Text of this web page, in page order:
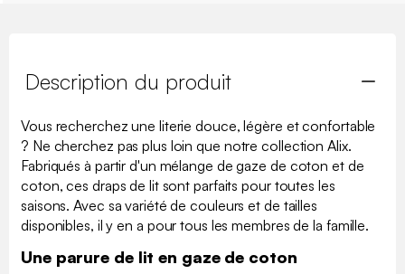
Description du produit
Vous recherchez une literie douce, légère et confortable
? Ne cherchez pas plus loin que notre collection Alix.
Fabriqués à partir d'un mélange de gaze de coton et de
coton, ces draps de lit sont parfaits pour toutes les
saisons. Avec sa variété de couleurs et de tailles
disponibles, il y en a pour tous les membres de la famille.
Une parure de lit en gaze de coton